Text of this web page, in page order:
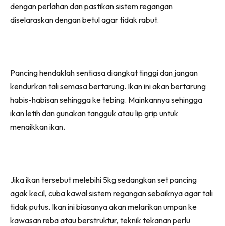
dengan perlahan dan pastikan sistem regangan
diselaraskan dengan betul agar tidak rabut.
Pancing hendaklah sentiasa diangkat tinggi dan jangan
kendurkan tali semasa bertarung. Ikan ini akan bertarung
habis-habisan sehingga ke tebing. Mainkannya sehingga
ikan letih dan gunakan tangguk atau lip grip untuk
menaikkan ikan.
Jika ikan tersebut melebihi 5kg sedangkan set pancing
agak kecil, cuba kawal sistem regangan sebaiknya agar tali
tidak putus. Ikan ini biasanya akan melarikan umpan ke
kawasan reba atau berstruktur, teknik tekanan perlu